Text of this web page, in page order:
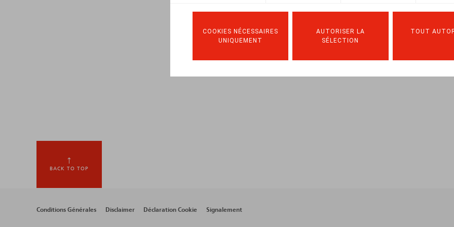
COOKIES NÉCESSAIRES
UNIQUEMENT
AUTORISER LA
SÉLECTION
TOUT
BACK TO TOP
Footer
Conditions Générales Disclaimer Déclaration Cookie Signalement